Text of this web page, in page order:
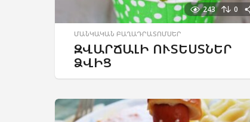
243 0
ՄԱՆԿԱԿԱՆ ԲԱՂԱԴՐԱՏՈՄՍԵՐ
ԶՎԱՐՃԱԼԻ ՈՒՏԵՍՏՆԵՐ
ՁՎԻՑ